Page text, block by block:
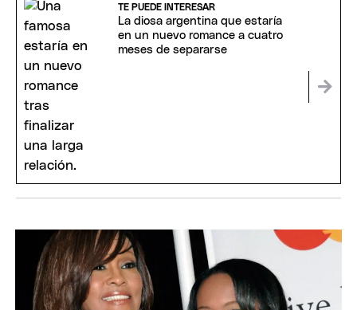
TE PUEDE INTERESAR
La diosa argentina que estaría
en un nuevo romance a cuatro
meses de separarse